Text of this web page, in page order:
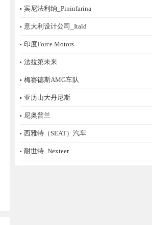
宾尼法利纳_Pininfarina
意大利设计公司_Itald
印度Force Motors
法拉第未来
梅赛德斯AMG车队
亚历山大丹尼斯
尼奥普兰
西雅特（SEAT）汽车
耐世特_Nexteer